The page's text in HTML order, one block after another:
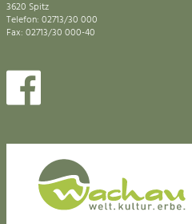
3620 Spitz
Telefon: 02713/30 000
Fax: 02713/30 000-40